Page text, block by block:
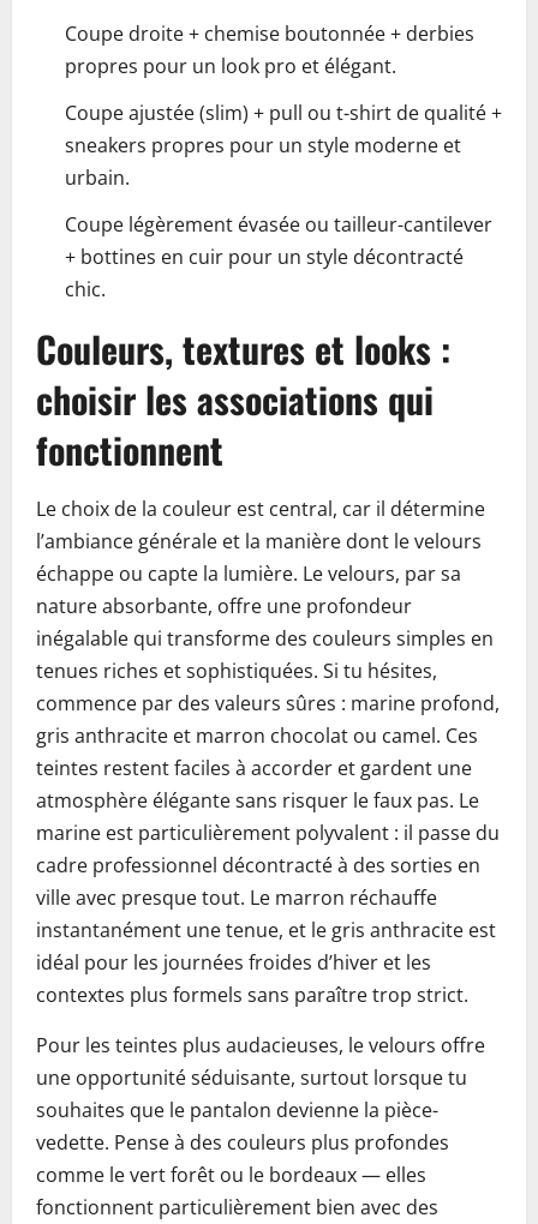
Coupe droite + chemise boutonnée + derbies
propres pour un look pro et élégant.
Coupe ajustée (slim) + pull ou t-shirt de qualité +
sneakers propres pour un style moderne et
urbain.
Coupe légèrement évasée ou tailleur-cantilever
+ bottines en cuir pour un style décontracté
chic.
Couleurs, textures et looks :
choisir les associations qui
fonctionnent
Le choix de la couleur est central, car il détermine
l’ambiance générale et la manière dont le velours
échappe ou capte la lumière. Le velours, par sa
nature absorbante, offre une profondeur
inégalable qui transforme des couleurs simples en
tenues riches et sophistiquées. Si tu hésites,
commence par des valeurs sûres : marine profond,
gris anthracite et marron chocolat ou camel. Ces
teintes restent faciles à accorder et gardent une
atmosphère élégante sans risquer le faux pas. Le
marine est particulièrement polyvalent : il passe du
cadre professionnel décontracté à des sorties en
ville avec presque tout. Le marron réchauffe
instantanément une tenue, et le gris anthracite est
idéal pour les journées froides d’hiver et les
contextes plus formels sans paraître trop strict.
Pour les teintes plus audacieuses, le velours offre
une opportunité séduisante, surtout lorsque tu
souhaites que le pantalon devienne la pièce-
vedette. Pense à des couleurs plus profondes
comme le vert forêt ou le bordeaux — elles
fonctionnent particulièrement bien avec des